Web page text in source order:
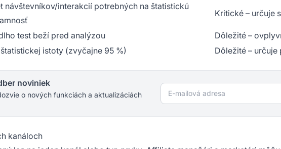
návštevníkov/interakcií potrebných na štatistickú
Kritické – určuje
test beží pred analýzou
Dôležité –
istoty (zvyčajne 95 %) Dôležité –
noviniek
o nových funkciách a aktualizáciách
E-mailová adresa
kanáloch